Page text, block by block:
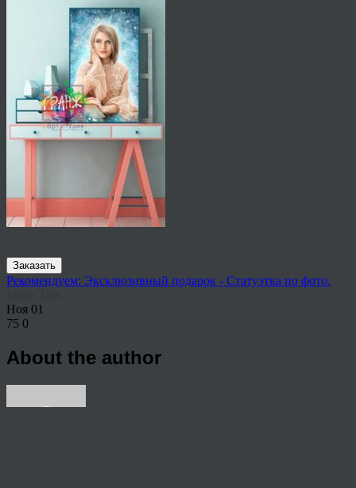
Заказать
Рекомендуем: Эксклюзивный подарок - Статуэтка по фото.
Ноя 01
75 0
About the author